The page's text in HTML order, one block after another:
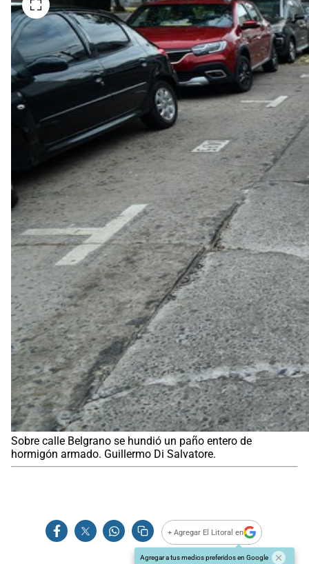
Sobre calle Belgrano se hundió un paño entero de
hormigón armado. Guillermo Di Salvatore.
+ Agregar El Litoral en
Agregar a tus medios preferidos en Google